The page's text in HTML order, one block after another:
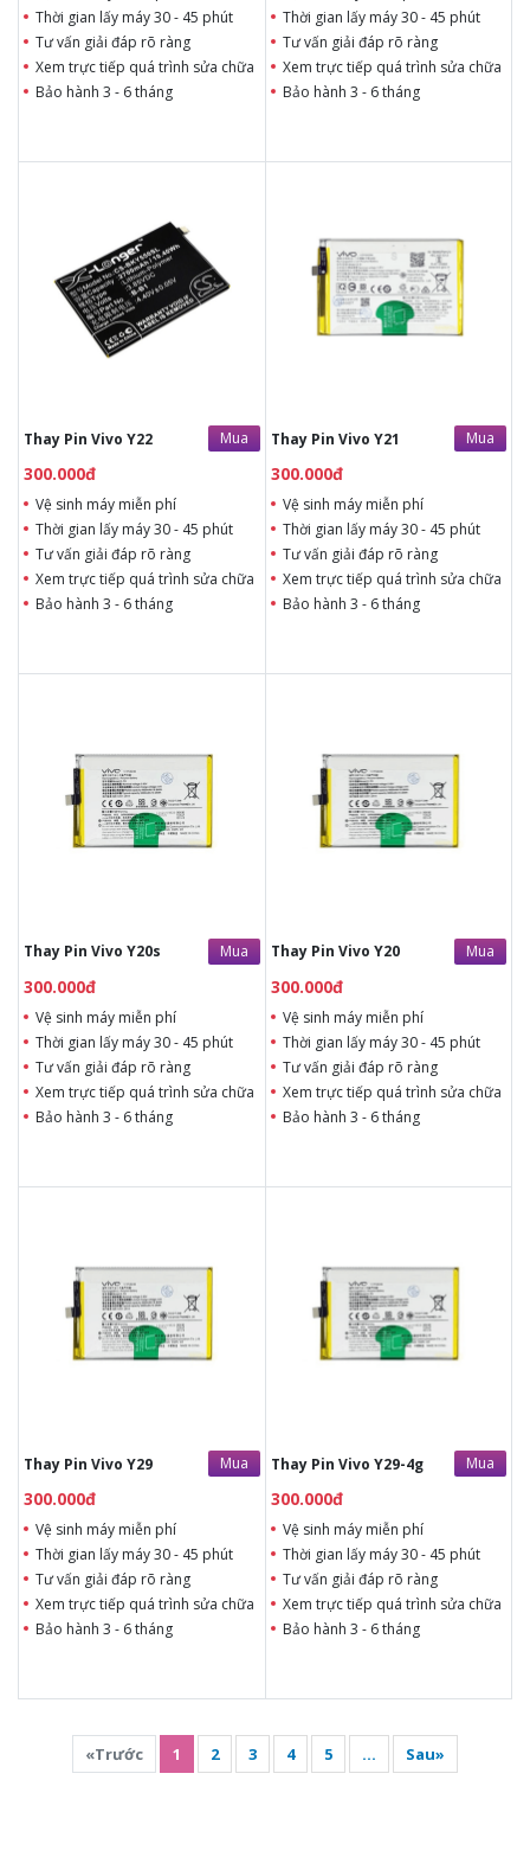
Thời gian lấy máy 30 - 45 phút
Tư vấn giải đáp rõ ràng
Xem trực tiếp quá trình sửa chữa
Bảo hành 3 - 6 tháng
Thời gian lấy máy 30 - 45 phút
Tư vấn giải đáp rõ ràng
Xem trực tiếp quá trình sửa chữa
Bảo hành 3 - 6 tháng
Thay Pin Vivo Y22 Mua
300.000đ
Vệ sinh máy miễn phí
Thời gian lấy máy 30 - 45 phút
Tư vấn giải đáp rõ ràng
Xem trực tiếp quá trình sửa chữa
Bảo hành 3 - 6 tháng
Vệ sinh máy miễn phí
Thời gian lấy máy 30 - 45
phút
Tư vấn giải đáp rõ ràng
Xem trực tiếp quá trình
thay/ép mặt kính
Tùy ý lựa chọn mặt
Thay Pin Vivo Y21 Mua
300.000đ
Vệ sinh máy miễn phí
Thời gian lấy máy 30 - 45 phút
Tư vấn giải đáp rõ ràng
Xem trực tiếp quá trình sửa chữa
Bảo hành 3 - 6 tháng
Vệ sinh máy miễn phí
Thời gian lấy máy 30 - 45
phút
Tư vấn giải đáp rõ ràng
Xem trực tiếp quá trình
thay/ép mặt kính
Thay Pin Vivo Y20s Mua
300.000đ
Vệ sinh máy miễn phí
Thời gian lấy máy 30 - 45 phút
Tư vấn giải đáp rõ ràng
Xem trực tiếp quá trình sửa chữa
Bảo hành 3 - 6 tháng
Thời gian lấy máy 30 - 45
phút
Tư vấn giải đáp rõ ràng
Xem trực tiếp quá trình
thay/ép mặt kính
Thay Pin Vivo Y20 Mua
300.000đ
Vệ sinh máy miễn phí
Thời gian lấy máy 30 - 45 phút
Tư vấn giải đáp rõ ràng
Xem trực tiếp quá trình sửa chữa
Bảo hành 3 - 6 tháng
Thời gian lấy máy 30 - 45
phút
Tư vấn giải đáp rõ ràng
Xem trực tiếp quá trình
thay/ép mặt kính
Thay Pin Vivo Y29 Mua
300.000đ
Vệ sinh máy miễn phí
Thời gian lấy máy 30 - 45 phút
Tư vấn giải đáp rõ ràng
Xem trực tiếp quá trình sửa chữa
Bảo hành 3 - 6 tháng
Thời gian lấy máy 30 - 45
phút
Tư vấn giải đáp rõ ràng
Xem trực tiếp quá trình
thay/ép mặt kính
Thay Pin Vivo Y29-4g Mua
300.000đ
Vệ sinh máy miễn phí
Thời gian lấy máy 30 - 45 phút
Tư vấn giải đáp rõ ràng
Xem trực tiếp quá trình sửa chữa
Bảo hành 3 - 6 tháng
Thời gian lấy máy 30 - 45
phút
Tư vấn giải đáp rõ ràng
Xem trực tiếp quá trình
thay/ép mặt kính
«Trước 1 2 3 4 5 ... Sau»